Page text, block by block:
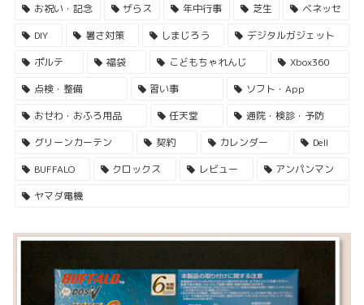
お祝い・記念
ザらス 年中行事 芝生
ベネッセ
DIY
暑さ対策 しまじろう
デジタルガジェット
ポルテ
福袋 こどもちゃれんじ
Xbox360
点検・整備
習い事
ソフト・App
おせわ・おふろ用品
任天堂
通院・検診・予防
グリーンカーテン
契約 カレンダー
Dell
BUFFALO
クロックス レビュー
アンパンマン
ヤマダ電機